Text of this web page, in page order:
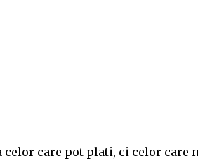
celor care pot plati, ci celor care